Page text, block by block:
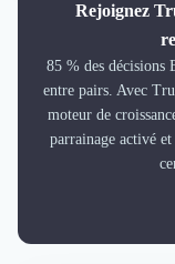
Rejoignez
85 % des décisions
entre pairs. Avec
moteur de
parrainage activé